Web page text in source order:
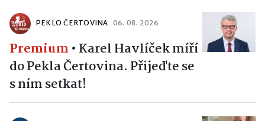
PEKLO ČERTOVINA 06. 08. 2026
Premium • Karel Havlíček míří
do Pekla Čertovina. Přijeďte se
s ním setkat!